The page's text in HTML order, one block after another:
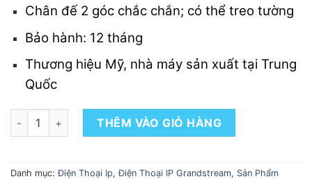
Chân đế 2 góc chắc chắn; có thể treo tường
Bảo hành: 12 tháng
Thương hiệu Mỹ, nhà máy sản xuất tại Trung
Quốc
ĐIỆN THOẠI GRANDSTREAM GRP2601 số lượng
THÊM VÀO GIỎ HÀNG
Danh mục:Điện Thoại Ip,Điện Thoại IP Grandstream, Sản Phẩm